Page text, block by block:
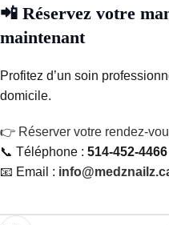
📲 Réservez votre
maintenant
Profitez d’un soin
domicile.
👉 Réserver votre rendez-
📞 Téléphone : 514-452-4466
📧 Email :